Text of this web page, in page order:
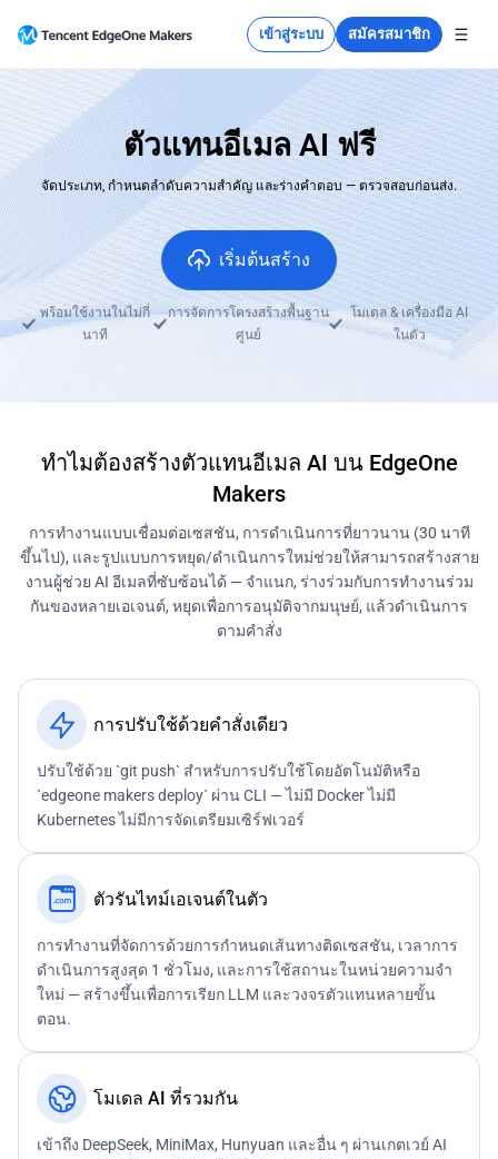
เข้าสู่ระบบ สมัครสมาชิก
ตัวแทนอีเมล AI ฟรี
จัดประเภท, กำหนดลำดับความสำคัญ และร่างคำตอบ — ตรวจสอบก่อนส่ง.
เริ่มต้นสร้าง
พร้อมใช้งานในไม่กี่
นาที
การจัดการโครงสร้างพื้นฐาน
ศูนย์
โมเดล & เครื่องมือ AI
ในตัว
ทำไมต้องสร้างตัวแทนอีเมล AI บน EdgeOne
Makers
การทำงานแบบเชื่อมต่อเซสชัน, การดำเนินการที่ยาวนาน (30 นาที
ขึ้นไป), และรูปแบบการหยุด/ดำเนินการใหม่ช่วยให้สามารถสร้างสาย
งานผู้ช่วย AI อีเมลที่ซับซ้อนได้ — จำแนก, ร่างร่วมกับการทำงานร่วม
กันของหลายเอเจนต์, หยุดเพื่อการอนุมัติจากมนุษย์, แล้วดำเนินการ
ตามคำสั่ง
การปรับใช้ด้วยคำสั่งเดียว
ปรับใช้ด้วย `git push` สำหรับการปรับใช้โดยอัตโนมัติหรือ
`edgeone makers deploy` ผ่าน CLI — ไม่มี Docker ไม่มี
Kubernetes ไม่มีการจัดเตรียมเซิร์ฟเวอร์
ตัวรันไทม์เอเจนต์ในตัว
การทำงานที่จัดการด้วยการกำหนดเส้นทางติดเซสชัน, เวลาการ
ดำเนินการสูงสุด 1 ชั่วโมง, และการใช้สถานะในหน่วยความจำ
ใหม่ — สร้างขึ้นเพื่อการเรียก LLM และวงจรตัวแทนหลายขั้น
ตอน.
โมเดล AI ที่รวมกัน
เข้าถึง DeepSeek, MiniMax, Hunyuan และอื่น ๆ ผ่านเกตเวย์ AI